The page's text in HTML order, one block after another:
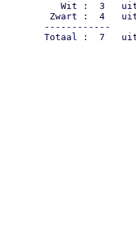
Wit :  3
Zwart :  4
------------
Totaal :  7